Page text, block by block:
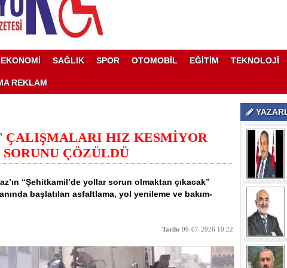
EKONOMİ SAĞLIK SPOR OTOMOBİL EĞİTİM TEKNOLOJİ
REKLAM
ÇALIŞMALARI HIZ KESMİYOR
ÇÖZÜLDÜ
“Şehitkamil’de yollar sorun olmaktan çıkacak”
başlatılan asfaltlama, yol yenileme ve bakım-
Tarih: 09-07-2026 10:22